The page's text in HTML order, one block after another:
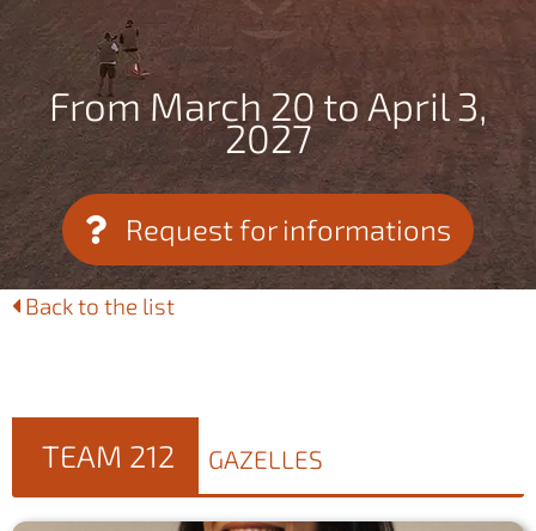
From March 20 to April 3,
2027
Request for informations
Back to the list
TEAM 212 GAZELLES